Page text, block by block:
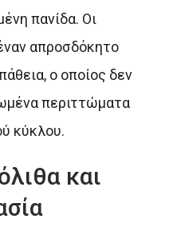
πανίδα. Οι
απροσδόκητο
ο οποίος δεν
περιττώματα
κύκλου.
και